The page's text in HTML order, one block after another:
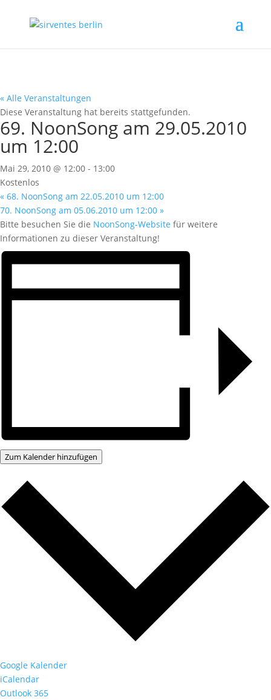
« Alle Veranstaltungen
Diese Veranstaltung hat bereits stattgefunden.
69. NoonSong am 29.05.2010
um 12:00
Mai 29, 2010 @ 12:00 - 13:00
Kostenlos
« 68. NoonSong am 22.05.2010 um 12:00
70. NoonSong am 05.06.2010 um 12:00 »
Bitte besuchen Sie die NoonSong-Website für weitere
Informationen zu dieser Veranstaltung!
Zum Kalender hinzufügen
Google Kalender
iCalendar
Outlook 365